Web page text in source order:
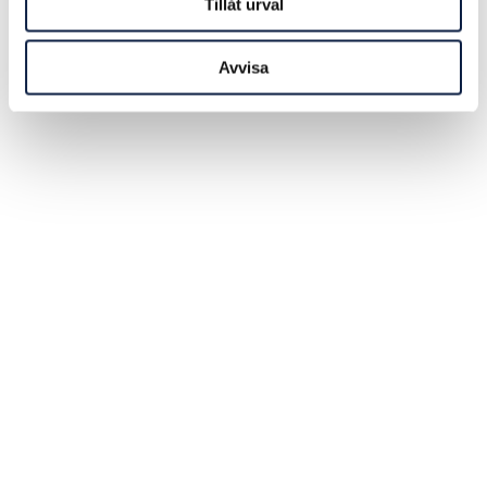
Tillåt urval
Avvisa